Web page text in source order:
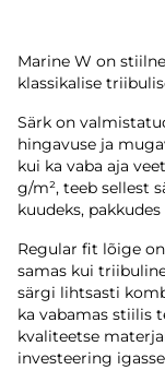
Marine W on
klassikalise
Särk on
hingavuse ja
kui ka vaba aja
g/m², teeb sellest
kuudeks,
Regular fit lõige
samas kui
särgi lihtsasti
ka vabamas stiilis
kvaliteetse
investeering